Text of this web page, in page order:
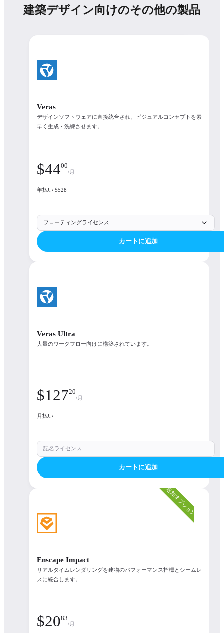
ライセンス数
Available integrations
Enscape is available for all your favourite CAD
platforms
Seamlessly Integrated
サポートとライセンス
継続的なアップデ
ート
建築デザイン向けのその他の製品
Veras
デザインソフトウェアに直接統合され、ビジュアルコンセプトを素
早く生成・洗練させます。
$4400
/月
年払い $528
フローティングライセンス
カートに追加
Veras Ultra
大量のワークフロー向けに構築されています。
$12720
/月
月払い
記名ライセンス
カートに追加
追加オプション
Enscape Impact
リアルタイムレンダリングを建物のパフォーマンス指標とシームレ
スに統合します。
$2083
/月